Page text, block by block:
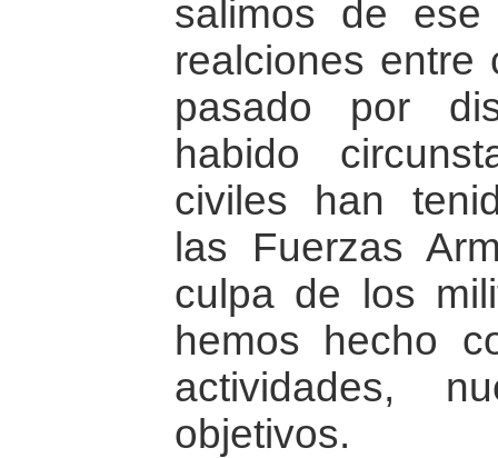
salimos de
realciones entre
pasado por
habido
civiles han
las Fuerzas
culpa de los
hemos hecho
actividades,
objetivos.